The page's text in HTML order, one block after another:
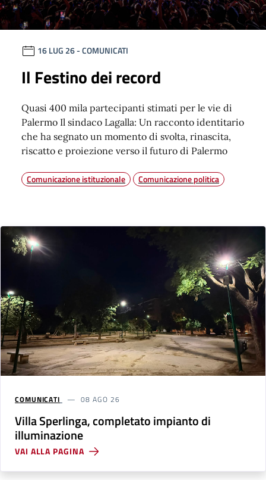
16 LUG 26- COMUNICATI
Il Festino dei record
Quasi 400 mila partecipanti stimati per le vie di
Palermo Il sindaco Lagalla: Un racconto identitario
che ha segnato un momento di svolta, rinascita,
riscatto e proiezione verso il futuro di Palermo
Comunicazione istituzionale Comunicazione politica
COMUNICATI 08 AGO 26
Villa Sperlinga, completato impianto di
illuminazione
VAI ALLA PAGINA